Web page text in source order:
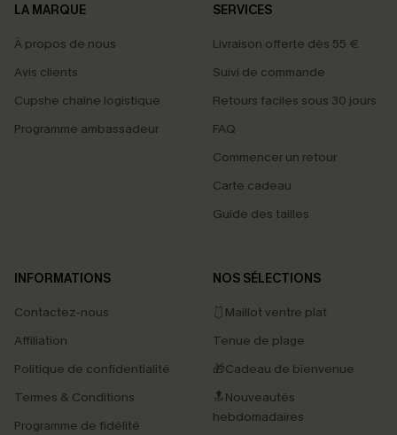
LA MARQUE
À propos de nous
Avis clients
Cupshe chaîne logistique
Programme ambassadeur
SERVICES
Livraison offerte dès 55 €
Suivi de commande
Retours faciles sous 30 jours
FAQ
Commencer un retour
Carte cadeau
Guide des tailles
INFORMATIONS
Contactez-nous
Affiliation
Politique de confidentialité
Termes & Conditions
Programme de fidélité
NOS SÉLECTIONS
🩱Maillot ventre plat
Tenue de plage
🎁Cadeau de bienvenue
🔝Nouveautés
hebdomadaires